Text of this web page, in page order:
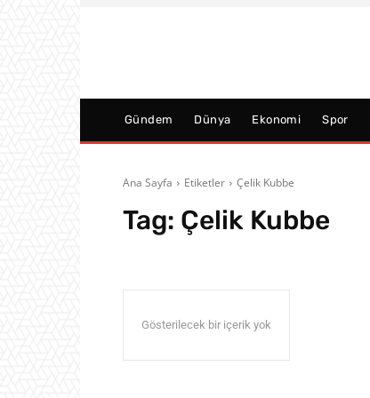
Gündem Dünya Ekonomi Spor
Ana Sayfa Etiketler Çelik Kubbe
Tag: Çelik Kubbe
Gösterilecek bir içerik yok